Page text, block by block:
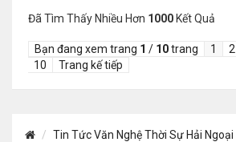
Đã Tìm Thấy Nhiều Hơn 1000 Kết Quả
Bạn đang xem trang 1 / 10trang 1 2
10
Trang kế tiếp
Tin Tức Văn Nghệ Thời Sự Hải Ngoại